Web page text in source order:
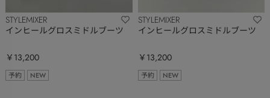
STYLEMIXER
インヒールグロスミドルブーツ
￥13,200
予約 NEW
STYLEMIXER
インヒールグロスミドルブーツ
￥13,200
予約 NEW